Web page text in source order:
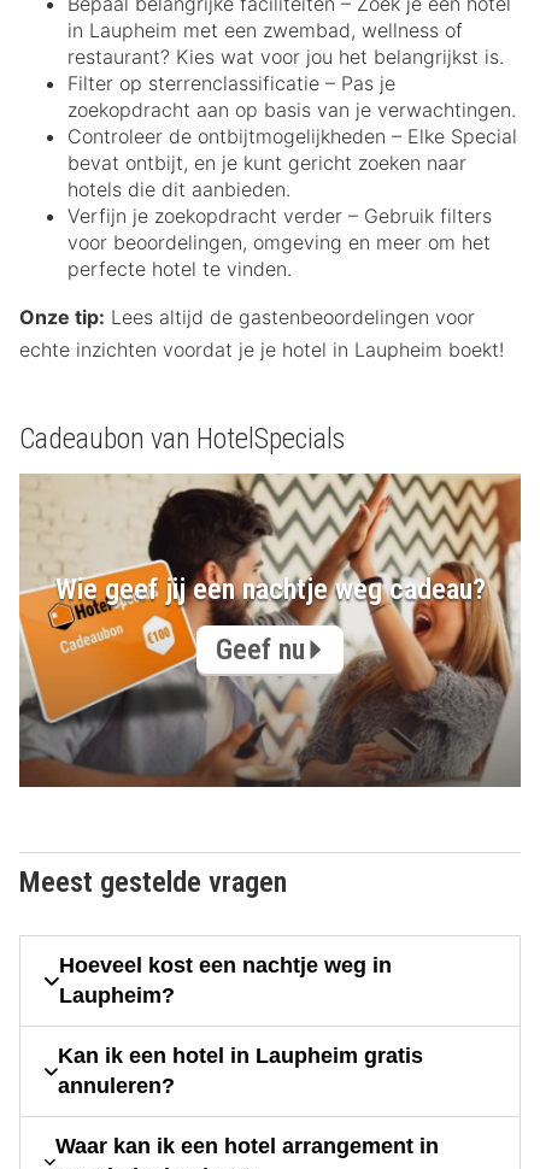
in Laupheim met een zwembad, wellness of
restaurant? Kies wat voor jou het belangrijkst is.
Filter op sterrenclassificatie – Pas je
zoekopdracht aan op basis van je verwachtingen.
Controleer de ontbijtmogelijkheden – Elke Special
bevat ontbijt, en je kunt gericht zoeken naar
hotels die dit aanbieden.
Verfijn je zoekopdracht verder – Gebruik filters
voor beoordelingen, omgeving en meer om het
perfecte hotel te vinden.
Onze tip: Lees altijd de gastenbeoordelingen voor
echte inzichten voordat je je hotel in Laupheim boekt!
Cadeaubon van HotelSpecials
Wie geef jij een nachtje weg cadeau?
Geef nu
Meest gestelde vragen
Hoeveel kost een nachtje weg in
Laupheim?
Kan ik een hotel in Laupheim gratis
annuleren?
Waar kan ik een hotel arrangement in